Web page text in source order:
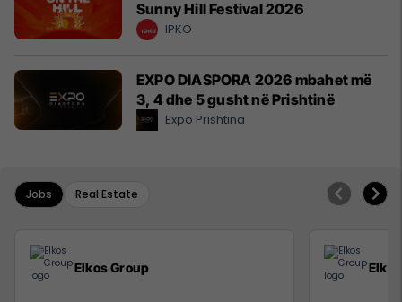
Sunny Hill Festival 2026
IPKO
EXPO DIASPORA 2026 mbahet më
3, 4 dhe 5 gusht në Prishtinë
Expo Prishtina
Jobs Real Estate
Elkos Group